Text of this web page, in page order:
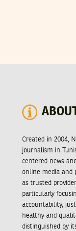
Created in 2004,
journalism in
centered news
online media and
as trusted
particularly
accountability,
healthy and
distinguished by